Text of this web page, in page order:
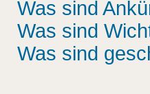
Was sind
Was sind
Was sind